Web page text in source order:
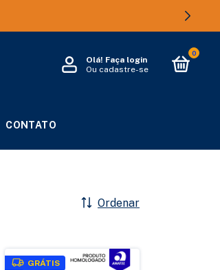
Olá! Faça login
Ou cadastre-se
0
CONTATO
Ordenar
GRÁTIS